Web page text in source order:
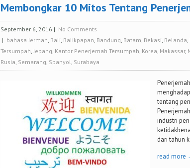
Membongkar 10 Mitos Tentang
September 6, 2016 | No Comments
| bahasa Jerman, Bali, Balikpapan, Bandung, Batam, Bekasi, Belanda,
Tersumpah,Jepang, Kantor Penerjemah Tersumpah, Korea, Makassar,
Rusia, Semarang, Spanyol, Surabaya
tentang
industri
dari tahun
read more